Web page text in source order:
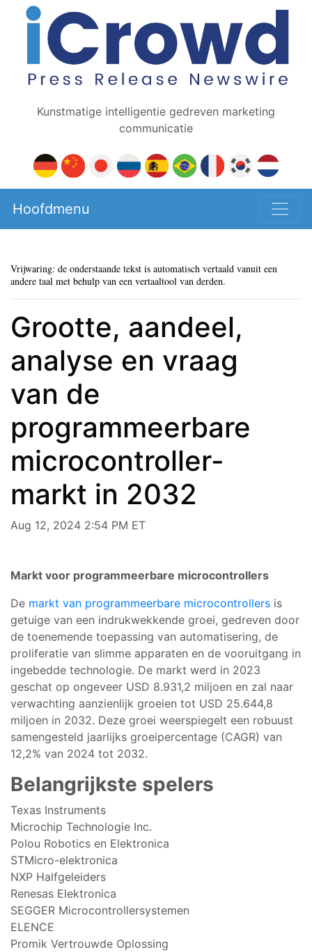
Kunstmatige intelligentie gedreven marketing
communicatie
Hoofdmenu
Vrijwaring: de onderstaande tekst is automatisch vertaald vanuit een
andere taal met behulp van een vertaaltool van derden.
Grootte, aandeel,
analyse en vraag
van de
programmeerbare
microcontroller-
markt in 2032
Aug 12, 2024 2:54 PM ET
Markt voor programmeerbare microcontrollers
De markt van programmeerbare microcontrollers is
getuige van een indrukwekkende groei, gedreven door
de toenemende toepassing van automatisering, de
proliferatie van slimme apparaten en de vooruitgang in
ingebedde technologie. De markt werd in 2023
geschat op ongeveer USD 8.931,2 miljoen en zal naar
verwachting aanzienlijk groeien tot USD 25.644,8
miljoen in 2032. Deze groei weerspiegelt een robuust
samengesteld jaarlijks groeipercentage (CAGR) van
12,2% van 2024 tot 2032.
Belangrijkste spelers
Texas Instruments
Microchip Technologie Inc.
Polou Robotics en Elektronica
STMicro-elektronica
NXP Halfgeleiders
Renesas Elektronica
SEGGER Microcontrollersystemen
ELENCE
Promik Vertrouwde Oplossing